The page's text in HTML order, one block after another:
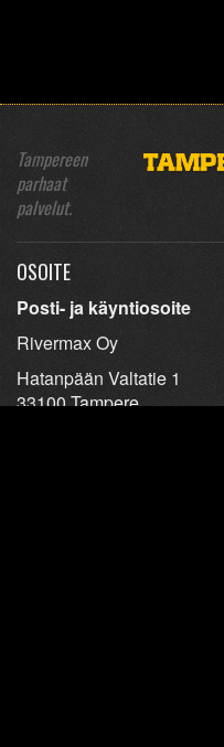
Tampereen
parhaat
palvelut.
OSOITE
Posti- ja käyntiosoite
Rivermax Oy
Hatanpään Valtatie 1
33100 Tampere